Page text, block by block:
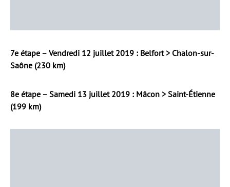
7e étape – Vendredi 12 juillet 2019 : Belfort > Chalon-sur-
Saône (230 km)
8e étape – Samedi 13 juillet 2019 : Mâcon > Saint-Étienne
(199 km)